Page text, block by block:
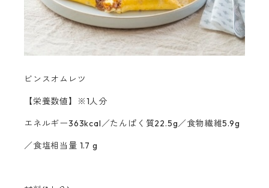
ビンスオムレツ
【栄養数値】※1人分
エネルギー363kcal／たんぱく質22.5g／食物繊維5.9g
／食塩相当量 1.7 g